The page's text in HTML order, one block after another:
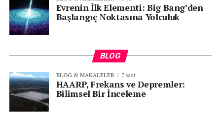
Evrenin İlk Elementi: Big Bang’den
Başlangıç Noktasına Yolculuk
BLOG
BLOG & MAKALELER 7 saat
HAARP, Frekans ve Depremler:
Bilimsel Bir İnceleme